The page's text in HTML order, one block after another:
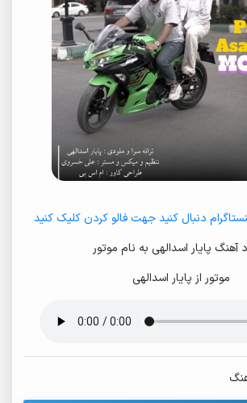
دنبال کنید جهت فالو کردن کلیک کنید
آهنگ پایار اسدالهی به نام موتور
موتور از پایار اسدالهی